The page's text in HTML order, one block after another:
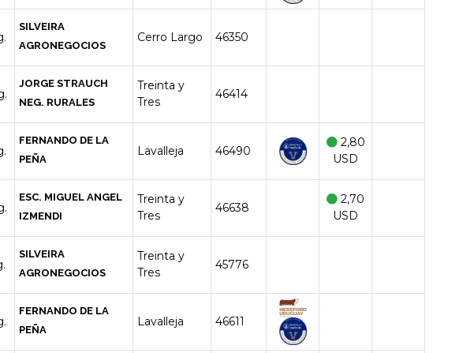
SILVEIRA
AGRONEGOCIOS
Cerro Largo 46350
JORGE STRAUCH
NEG. RURALES
Treinta y
Tres
46414
FERNANDO DE LA
PEÑA
Lavalleja 46490
2,80
USD
ESC. MIGUEL ANGEL
IZMENDI
Treinta y
Tres
46638
2,70
USD
SILVEIRA
AGRONEGOCIOS
Treinta y
Tres
45776
FERNANDO DE LA
PEÑA
Lavalleja 46611